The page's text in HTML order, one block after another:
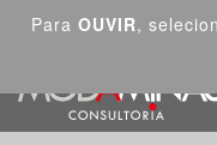
Para OUVIR,